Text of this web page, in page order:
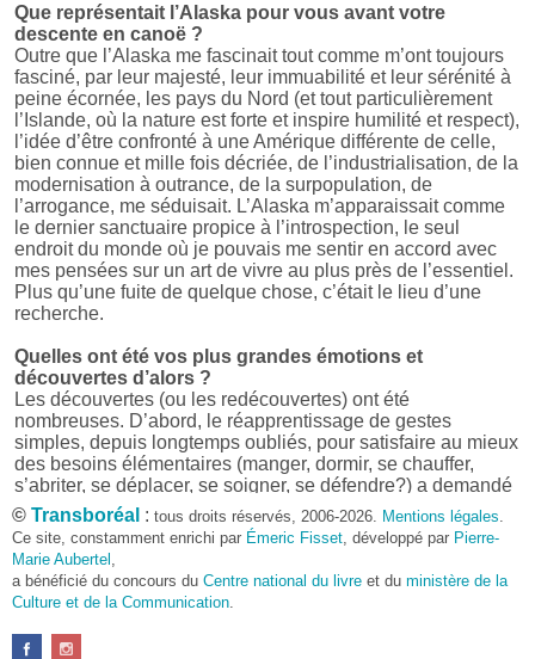
Que représentait l’Alaska pour vous avant votre
descente en canoë ?
Outre que l’Alaska me fascinait tout comme m’ont toujours
fasciné, par leur majesté, leur immuabilité et leur sérénité à
peine écornée, les pays du Nord (et tout particulièrement
l’Islande, où la nature est forte et inspire humilité et respect),
l’idée d’être confronté à une Amérique différente de celle,
bien connue et mille fois décriée, de l’industrialisation, de la
modernisation à outrance, de la surpopulation, de
l’arrogance, me séduisait. L’Alaska m’apparaissait comme
le dernier sanctuaire propice à l’introspection, le seul
endroit du monde où je pouvais me sentir en accord avec
mes pensées sur un art de vivre au plus près de l’essentiel.
Plus qu’une fuite de quelque chose, c’était le lieu d’une
recherche.
Quelles ont été vos plus grandes émotions et
découvertes d’alors ?
Les découvertes (ou les redécouvertes) ont été
nombreuses. D’abord, le réapprentissage de gestes
simples, depuis longtemps oubliés, pour satisfaire au mieux
des besoins élémentaires (manger, dormir, se chauffer,
s’abriter, se déplacer, se soigner, se défendre?) a demandé
beaucoup d’énergie et, parfois, d’ingéniosité car rien n’était
donné facilement. Cela a réclamé quelques talents
d’organisation et une façon inhabituelle de penser et d’agir.
Et puis, il y a eu, bien sûr, la découverte d’un monde parfois
bienveillant, parfois hostile, aux repères changeants,
absents ou fuyants, mais qui toujours forçait le respect et
imposait ses conditions.
© Transboréal : tous droits réservés, 2006-2026. Mentions légales
Ce site, constamment enrichi par Émeric Fisset , développé par Pierre-
Marie Aubertel
a bénéficié du concours du Centre national du livre et du ministère de la
Culture et de la Communication